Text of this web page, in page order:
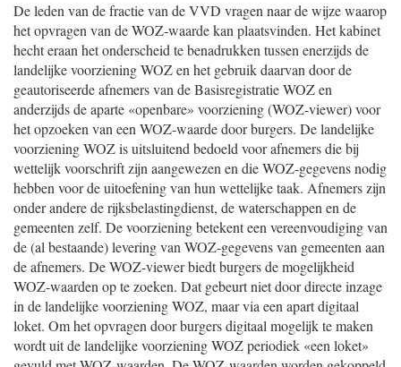
De leden van de fractie van de VVD vragen naar de wijze waarop
het opvragen van de WOZ-waarde kan plaatsvinden. Het kabinet
hecht eraan het onderscheid te benadrukken tussen enerzijds de
landelijke voorziening WOZ en het gebruik daarvan door de
geautoriseerde afnemers van de Basisregistratie WOZ en
anderzijds de aparte «openbare» voorziening (WOZ-viewer) voor
het opzoeken van een WOZ-waarde door burgers. De landelijke
voorziening WOZ is uitsluitend bedoeld voor afnemers die bij
wettelijk voorschrift zijn aangewezen en die WOZ-gegevens nodig
hebben voor de uitoefening van hun wettelijke taak. Afnemers zijn
onder andere de rijksbelastingdienst, de waterschappen en de
gemeenten zelf. De voorziening betekent een vereenvoudiging van
de (al bestaande) levering van WOZ-gegevens van gemeenten aan
de afnemers. De WOZ-viewer biedt burgers de mogelijkheid
WOZ-waarden op te zoeken. Dat gebeurt niet door directe inzage
in de landelijke voorziening WOZ, maar via een apart digitaal
loket. Om het opvragen door burgers digitaal mogelijk te maken
wordt uit de landelijke voorziening WOZ periodiek «een loket»